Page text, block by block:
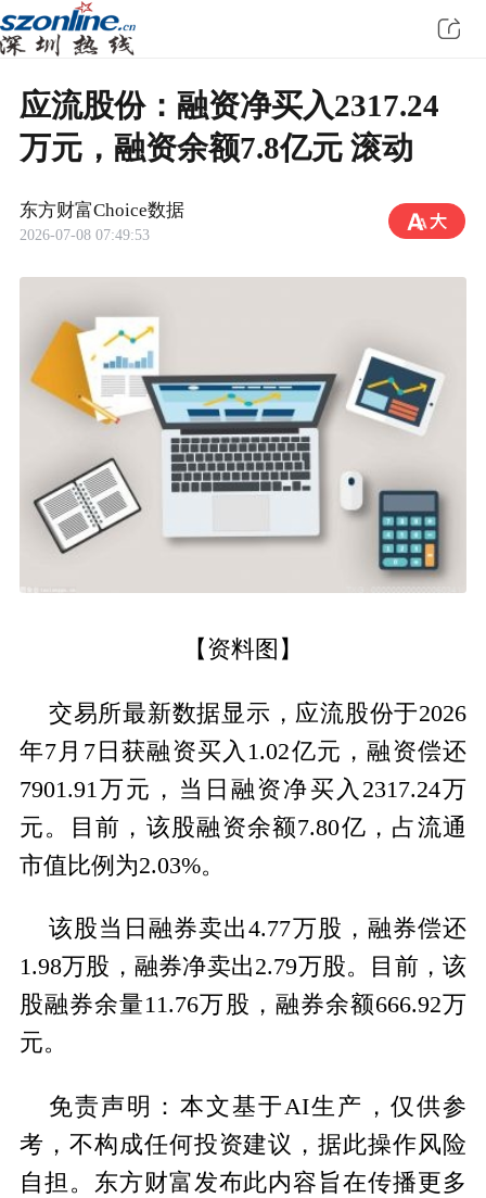
应流股份：融资净买入2317.24
万元，融资余额7.8亿元 滚动
东方财富Choice数据
2026-07-08 07:49:53
【资料图】
交易所最新数据显示，应流股份于2026
年7月7日获融资买入1.02亿元，融资偿还
7901.91万元，当日融资净买入2317.24万
元。目前，该股融资余额7.80亿，占流通
市值比例为2.03%。
该股当日融券卖出4.77万股，融券偿还
1.98万股，融券净卖出2.79万股。目前，该
股融券余量11.76万股，融券余额666.92万
元。
免责声明：本文基于AI生产，仅供参
考，不构成任何投资建议，据此操作风险
自担。东方财富发布此内容旨在传播更多